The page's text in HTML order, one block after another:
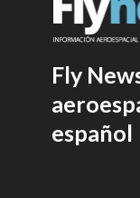
Fly
español